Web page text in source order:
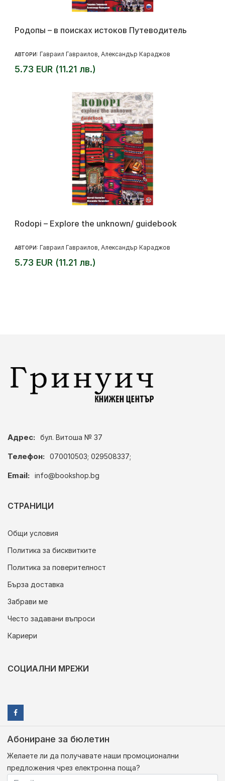
Родопы – в поисках истоков Путеводитель
АВТОРИ: Гавраил Гавраилов Александър Караджов
5.73 EUR (11.21 лв.)
Rodopi – Explore the unknown/ guidebook
АВТОРИ: Гавраил Гавраилов Александър Караджов
5.73 EUR (11.21 лв.)
Адрес: бул. Витоша № 37
Телефон: 070010503; 029508337;
Email: info@bookshop.bg
СТРАНИЦИ
Общи условия
Политика за бисквитките
Политика за поверителност
Бърза доставка
Забрави ме
Често задавани въпроси
Кариери
СОЦИАЛНИ МРЕЖИ
Абониране за бюлетин
Желаете ли да получавате наши промоционални
предложения чрез електронна поща?